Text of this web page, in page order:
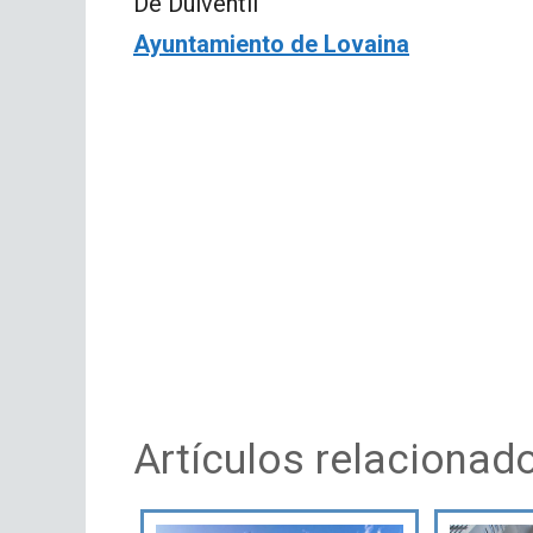
Ayuntamiento de Lovaina
Artículos